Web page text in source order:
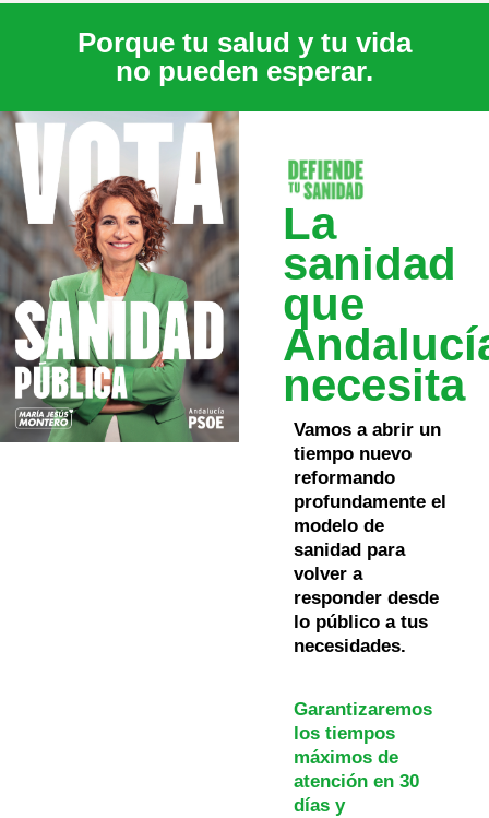
Porque tu salud y tu vida
no pueden esperar.
La
sanidad
que
necesita
Vamos a abrir un
tiempo nuevo
reformando
profundamente el
modelo de
sanidad para
volver a
responder desde
lo público a tus
necesidades.
Garantizaremos
los tiempos
máximos de
atención en 30
días y